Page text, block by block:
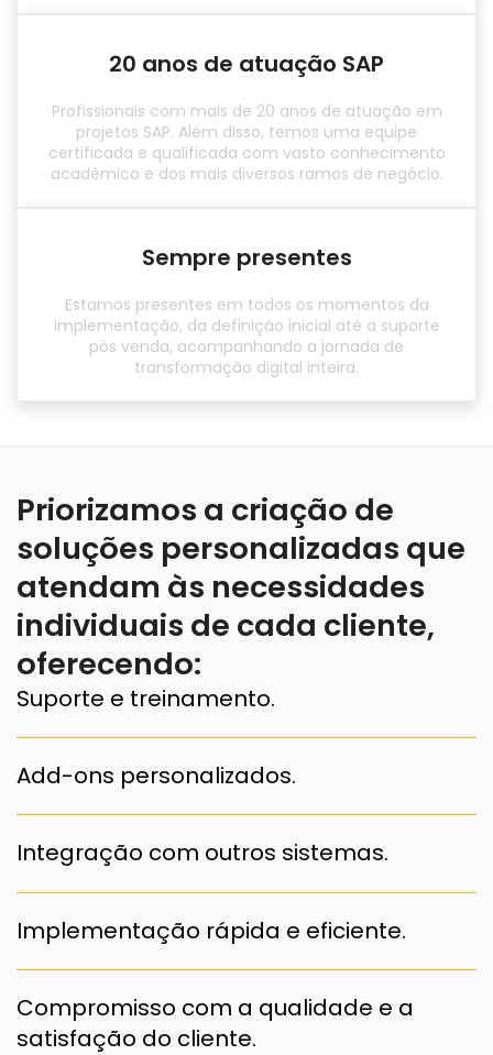
20 anos de atuação SAP
Profissionais com mais de 20 anos de atuação em
projetos SAP. Além disso, temos uma equipe
certificada e qualificada com vasto conhecimento
acadêmico e dos mais diversos ramos de negócio.
Sempre presentes
Estamos presentes em todos os momentos da
implementação, da definição inicial até a suporte
pós venda, acompanhando a jornada de
transformação digital inteira.
Priorizamos a criação de
soluções personalizadas que
atendam às necessidades
individuais de cada cliente,
oferecendo:
Suporte e treinamento.
Add-ons personalizados.
Integração com outros sistemas.
Implementação rápida e eficiente.
Compromisso com a qualidade e a
satisfação do cliente.